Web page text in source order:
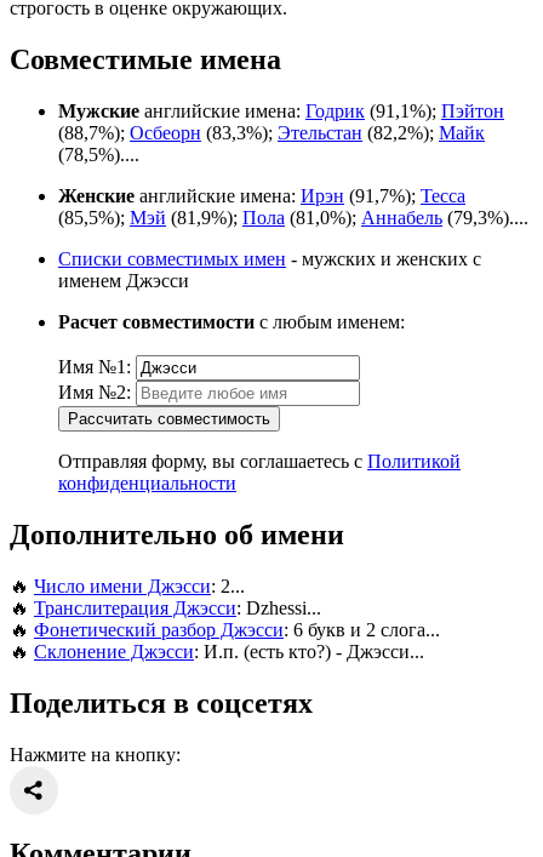
строгость в оценке окружающих.
Совместимые имена
Мужские английские имена: Годрик (91,1%); Пэйтон
(88,7%); Осбеорн (83,3%); Этельстан (82,2%); Майк
(78,5%)....
Женские английские имена: Ирэн (91,7%); Тесса
(85,5%); Мэй (81,9%); Пола (81,0%); Аннабель (79,3%)....
Списки совместимых имен - мужских и женских с
именем Джэсси
Расчет совместимости с любым именем:
Имя №1:
Имя №2:
Рассчитать совместимость
Отправляя форму, вы соглашаетесь с Политикой
конфиденциальности
Дополнительно об имени
🔥 Число имени Джэсси: 2...
🔥 Транслитерация Джэсси: Dzhessi...
🔥 Фонетический разбор Джэсси: 6 букв и 2 слога...
🔥 Склонение Джэсси: И.п. (есть кто?) - Джэсси...
Поделиться в соцсетях
Нажмите на кнопку: